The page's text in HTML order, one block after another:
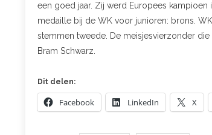
een goed jaar. Zij werd Europees
medaille bij de WK voor junioren: brons.
stemmen tweede. De meisjesvierzonder
Bram Schwarz.
Dit delen:
Facebook LinkedIn X